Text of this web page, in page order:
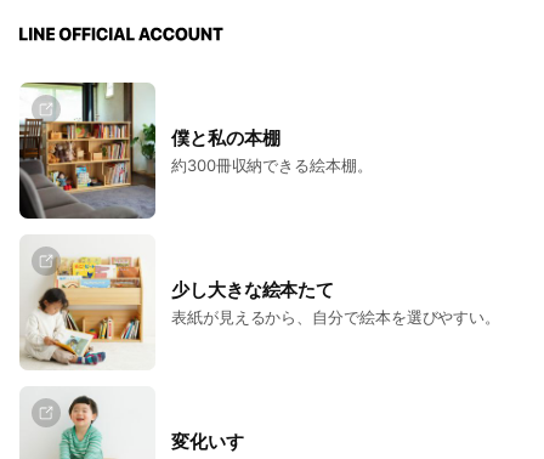
僕と私の本棚
約300冊収納できる絵本棚。
少し大きな絵本たて
表紙が見えるから、自分で絵本を選びやすい。
変化いす